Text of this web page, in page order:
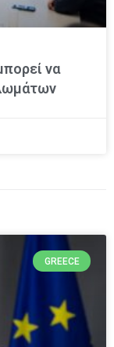
να
GREECE